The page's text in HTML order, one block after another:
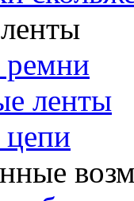
ленты